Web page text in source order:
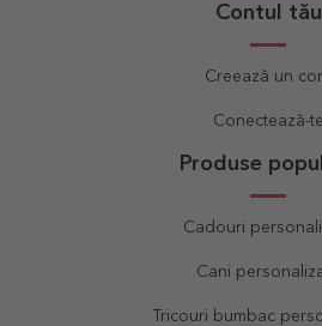
Contul tău
Creează un
Conectează-te
Produse
Cadouri
Cani
Tricouri bumbac